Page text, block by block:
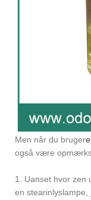
Men når du bruger
også være
1. Uanset hvor zen
en